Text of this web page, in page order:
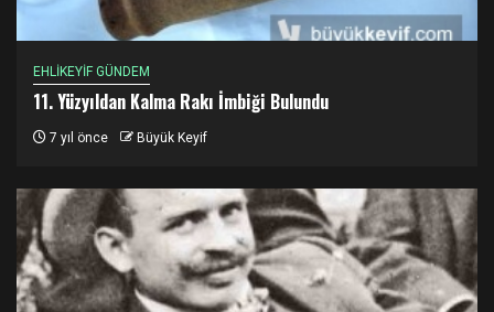
EHLİKEYİF GÜNDEM
11. Yüzyıldan Kalma Rakı İmbiği Bulundu
7 yıl önce Büyük Keyif